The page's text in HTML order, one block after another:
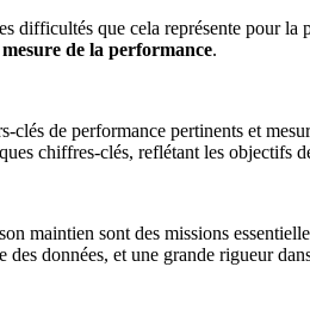
difficultés que cela représente pour
de la performance.
de performance pertinents et
chiffres-clés, reflétant les objectifs
maintien sont des missions
des données, et une grande rigueur